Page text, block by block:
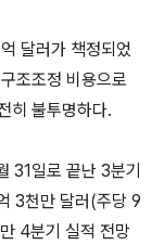
달러가 책정되었
조조정 비용으로
히 불투명하다.
31일로 끝난 3분기
3천만 달러(주당 9
4분기 실적 전망